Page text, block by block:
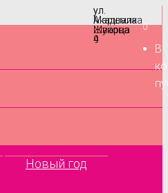
ул.
Маршала
Жукова
9
ул.
Академика
Шварца
4
0
В
Новый год